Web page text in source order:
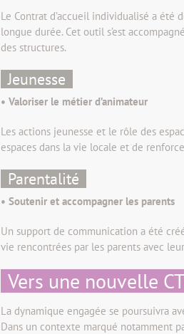
Le Contrat d’accueil individualisé a été
longue durée. Cet outil s’est
des structures.
Jeunesse
• Valoriser le métier d’animateur
Les actions jeunesse et le rôle des
espaces dans la vie locale et de
Parentalité
• Soutenir et accompagner les parents
Un support de communication a été
vie rencontrées par les parents avec
Vers une nouvelle
La dynamique engagée se poursuivra
Dans un contexte marqué notamment